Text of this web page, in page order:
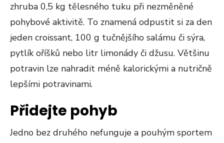
zhruba 0,5 kg tělesného tuku při nezměněné
pohybové aktivitě. To znamená odpustit si za den
jeden croissant, 100 g tučnějšího salámu či sýra,
pytlík oříšků nebo litr limonády či džusu. Většinu
potravin lze nahradit méně kalorickými a nutričně
lepšími potravinami.
Přidejte pohyb
Jedno bez druhého nefunguje a pouhým sportem